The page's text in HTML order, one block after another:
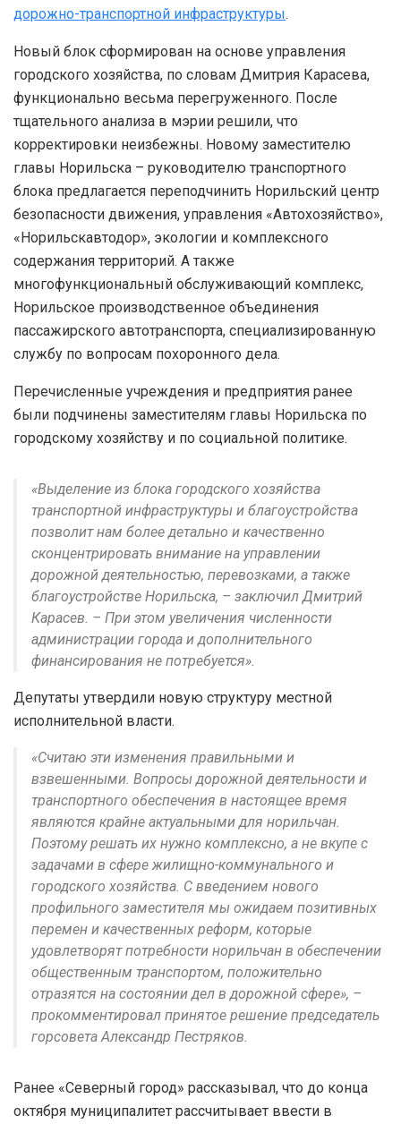
дорожно-транспортной инфраструктуры.
Новый блок сформирован на основе управления
городского хозяйства, по словам Дмитрия Карасева,
функционально весьма перегруженного. После
тщательного анализа в мэрии решили, что
корректировки неизбежны. Новому заместителю
главы Норильска – руководителю транспортного
блока предлагается переподчинить Норильский центр
безопасности движения, управления «Автохозяйство»,
«Норильскавтодор», экологии и комплексного
содержания территорий. А также
многофункциональный обслуживающий комплекс,
Норильское производственное объединения
пассажирского автотранспорта, специализированную
службу по вопросам похоронного дела.
Перечисленные учреждения и предприятия ранее
были подчинены заместителям главы Норильска по
городскому хозяйству и по социальной политике.
«Выделение из блока городского хозяйства
транспортной инфраструктуры и благоустройства
позволит нам более детально и качественно
сконцентрировать внимание на управлении
дорожной деятельностью, перевозками, а также
благоустройстве Норильска, – заключил Дмитрий
Карасев. – При этом увеличения численности
администрации города и дополнительного
финансирования не потребуется».
Депутаты утвердили новую структуру местной
исполнительной власти.
«Считаю эти изменения правильными и
взвешенными. Вопросы дорожной деятельности и
транспортного обеспечения в настоящее время
являются крайне актуальными для норильчан.
Поэтому решать их нужно комплексно, а не вкупе с
задачами в сфере жилищно-коммунального и
городского хозяйства. С введением нового
профильного заместителя мы ожидаем позитивных
перемен и качественных реформ, которые
удовлетворят потребности норильчан в обеспечении
общественным транспортом, положительно
отразятся на состоянии дел в дорожной сфере», –
прокомментировал принятое решение председатель
горсовета Александр Пестряков.
Ранее «Северный город» рассказывал, что до конца
октября муниципалитет рассчитывает ввести в